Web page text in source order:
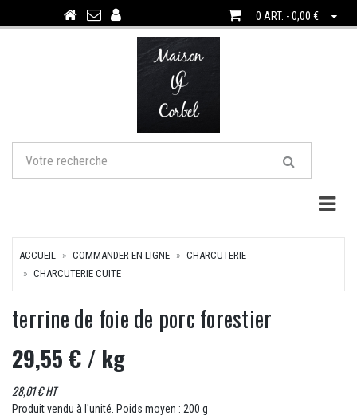
0 ART. - 0,00 €
ACCUEIL COMMANDER EN LIGNE
CHARCUTERIE
CHARCUTERIE CUITE
terrine de foie de porc forestier
29,55 €/ kg
28,01 € HT
Produit vendu à l'unité. Poids moyen : 200 g